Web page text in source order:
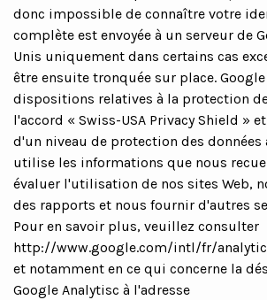
donc impossible de connaître votre
complète est envoyée à un serveur de
Unis uniquement dans certains cas
être ensuite tronquée sur place.
dispositions relatives à la protection
l'accord « Swiss-USA Privacy Shield »
d'un niveau de protection des données
utilise les informations que nous
évaluer l'utilisation de nos sites Web,
des rapports et nous fournir d'autres
Pour en savoir plus, veuillez consulter
http://www.google.com/intl/fr/
et notamment en ce qui concerne la
Google Analytisc à l'adresse